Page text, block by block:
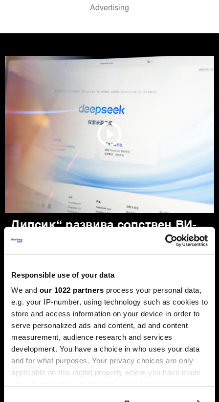
Responsible use of your data
We and our 1022 partners process your personal data,
e.g. your IP-number, using technology such as cookies to
store and access information on your device in order to
serve personalized ads and content, ad and content
measurement, audience research and services
development. You have a choice in who uses your data
and for what purposes. Your privacy choices are only
applicable on this digital property where you have made
„Дипсик“ развива сопствен ВИ-
чип, „Енвидија“ под притисок
за да ја намалат зависноста од „Енвидија“ и да ги
оптимизираат ВИ-системите.
Новите чекори за поголема
Како ВИ агентите им